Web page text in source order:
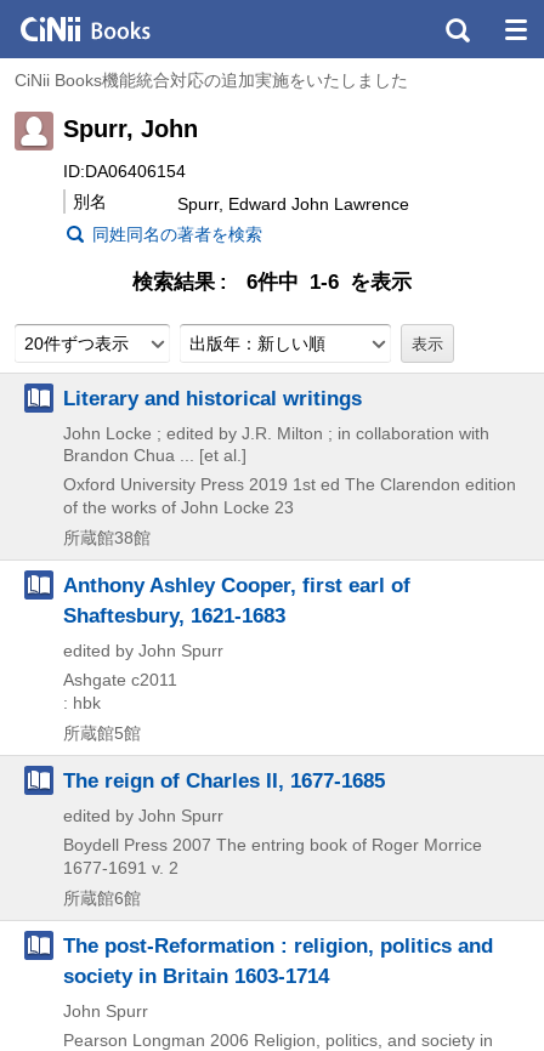
CiNii Books機能統合対応の追加実施をいたしました
Spurr, John
ID:DA06406154
別名
Spurr, Edward John Lawrence
同姓同名の著者を検索
検索結果 6件中 1-6 を表示
20件ずつ表示 出版年：新しい順
Literary and historical writings
John Locke ; edited by J.R. Milton ; in collaboration with
Brandon Chua ... [et al.]
Oxford University Press 2019 1st ed The Clarendon edition
of the works of John Locke 23
所蔵館38館
Anthony Ashley Cooper, first earl of
Shaftesbury, 1621-1683
edited by John Spurr
Ashgate c2011
: hbk
所蔵館5館
The reign of Charles II, 1677-1685
edited by John Spurr
Boydell Press 2007 The entring book of Roger Morrice
1677-1691 v. 2
所蔵館6館
The post-Reformation : religion, politics and
society in Britain 1603-1714
John Spurr
Pearson Longman 2006 Religion, politics, and society in